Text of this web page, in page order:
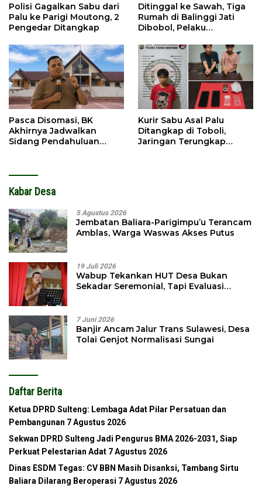
Polisi Gagalkan Sabu dari
Palu ke Parigi Moutong, 2
Pengedar Ditangkap
Ditinggal ke Sawah, Tiga
Rumah di Balinggi Jati
Dibobol, Pelaku
Pasca Disomasi, BK
Akhirnya Jadwalkan
Sidang Pendahuluan
Kurir Sabu Asal Palu
Ditangkap di Toboli,
Jaringan Terungkap
Kabar Desa
5 Agustus 2026
Jembatan Baliara-Parigimpu’u Terancam
Amblas, Warga Waswas Akses Putus
19 Juli 2026
Wabup Tekankan HUT Desa Bukan
Sekadar Seremonial, Tapi Evaluasi
7 Juni 2026
Banjir Ancam Jalur Trans Sulawesi, Desa
Tolai Genjot Normalisasi Sungai
Daftar Berita
Ketua DPRD Sulteng: Lembaga Adat Pilar Persatuan dan
Pembangunan 7 Agustus 2026
Sekwan DPRD Sulteng Jadi Pengurus BMA 2026-2031, Siap
Perkuat Pelestarian Adat 7 Agustus 2026
Dinas ESDM Tegas: CV BBN Masih Disanksi, Tambang Sirtu
Baliara Dilarang Beroperasi 7 Agustus 2026